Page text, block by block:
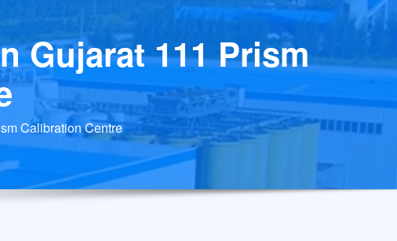
Gujarat 111 Prism
Calibration Centre